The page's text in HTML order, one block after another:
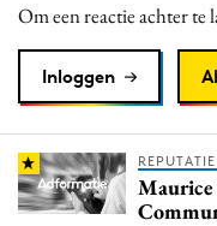
Om een reactie achter te
Inloggen